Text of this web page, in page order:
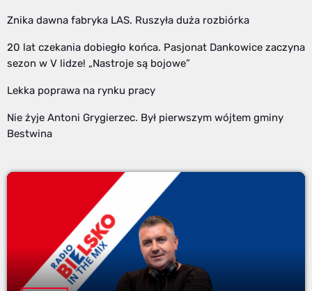
Znika dawna fabryka LAS. Ruszyła duża rozbiórka
20 lat czekania dobiegło końca. Pasjonat Dankowice zaczyna
sezon w V lidze! „Nastroje są bojowe”
Lekka poprawa na rynku pracy
Nie żyje Antoni Grygierzec. Był pierwszym wójtem gminy
Bestwina